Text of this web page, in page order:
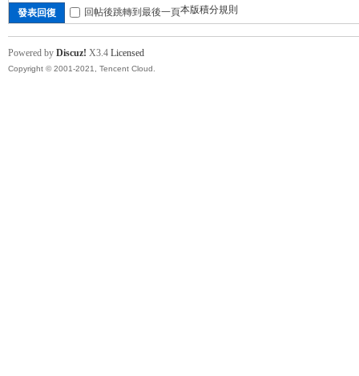
本版積分規則
發表回復 回帖後跳轉到最後一頁
Powered by Discuz! X3.4 Licensed
Copyright © 2001-2021, Tencent Cloud.